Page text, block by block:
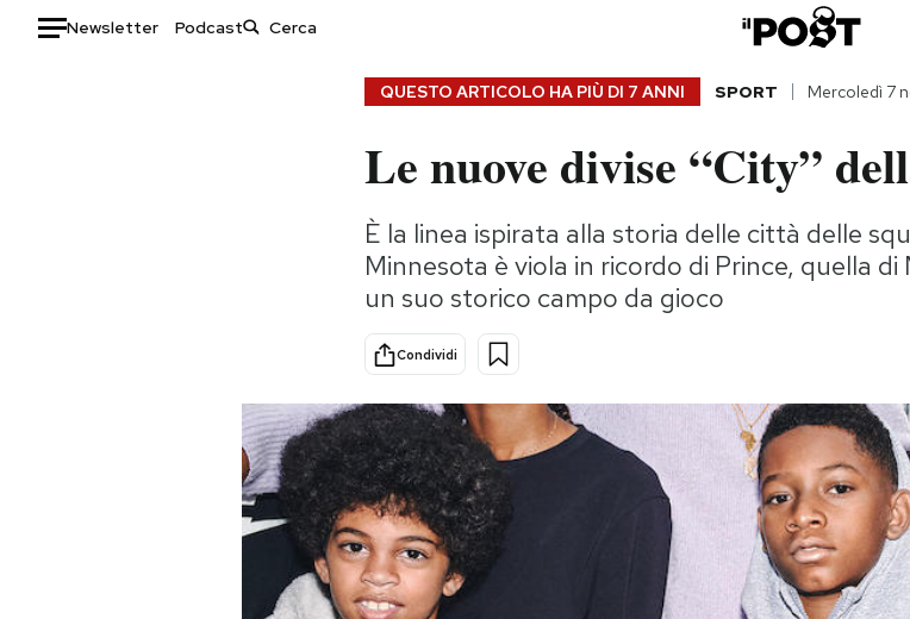
Newsletter Podcast
Consumismi
Storie/Idee
Ok Boomer!
Europa
Altrecose
Mondiali calcio 2026
QUESTO ARTICOLO HA PIÙ DI 7 ANNI SPORT Mercoledì 7
Le nuove divise “City”
È la linea ispirata alla storia delle città delle
Minnesota è viola in ricordo di Prince, quella
un suo storico campo da gioco
Condividi